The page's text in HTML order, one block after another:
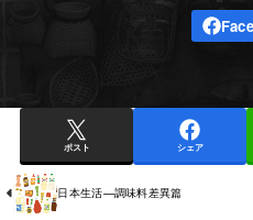
ポスト シェア
日本生活—調味料差異篇